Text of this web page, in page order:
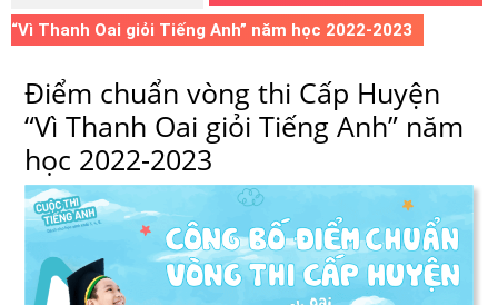
“Vì Thanh Oai giỏi Tiếng Anh” năm học 2022-2023
Điểm chuẩn vòng thi Cấp Huyện
“Vì Thanh Oai giỏi Tiếng Anh” năm
học 2022-2023